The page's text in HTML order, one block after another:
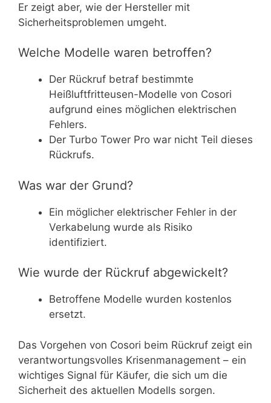
Er zeigt aber, wie der Hersteller mit
Sicherheitsproblemen umgeht.
Welche Modelle waren betroffen?
Der Rückruf betraf bestimmte
Heißluftfritteusen-Modelle von Cosori
aufgrund eines möglichen elektrischen
Fehlers.
Der Turbo Tower Pro war nicht Teil dieses
Rückrufs.
Was war der Grund?
Ein möglicher elektrischer Fehler in der
Verkabelung wurde als Risiko
identifiziert.
Wie wurde der Rückruf abgewickelt?
Betroffene Modelle wurden kostenlos
ersetzt.
Das Vorgehen von Cosori beim Rückruf zeigt ein
verantwortungsvolles Krisenmanagement – ein
wichtiges Signal für Käufer, die sich um die
Sicherheit des aktuellen Modells sorgen.